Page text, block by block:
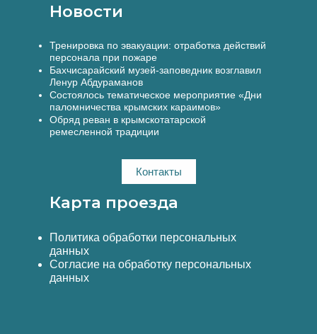
Новости
Тренировка по эвакуации: отработка действий
персонала при пожаре
Бахчисарайский музей-заповедник возглавил
Ленур Абдураманов
Состоялось тематическое мероприятие «Дни
паломничества крымских караимов»
Обряд реван в крымскотатарской
ремесленной традиции
Контакты
Карта проезда
Политика обработки персональных
данных
Согласие на обработку персональных
данных